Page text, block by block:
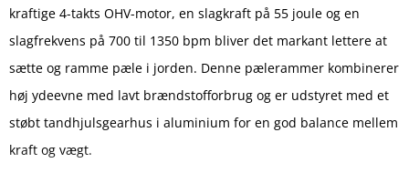
kraftige 4-takts OHV-motor, en slagkraft på 55 joule og en
slagfrekvens på 700 til 1350 bpm bliver det markant lettere at
sætte og ramme pæle i jorden. Denne pælerammer kombinerer
høj ydeevne med lavt brændstofforbrug og er udstyret med et
støbt tandhjulsgearhus i aluminium for en god balance mellem
kraft og vægt.